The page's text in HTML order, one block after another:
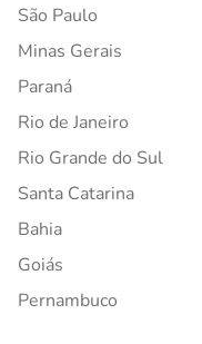
São Paulo
Minas Gerais
Paraná
Rio de Janeiro
Rio Grande do Sul
Santa Catarina
Bahia
Goiás
Pernambuco